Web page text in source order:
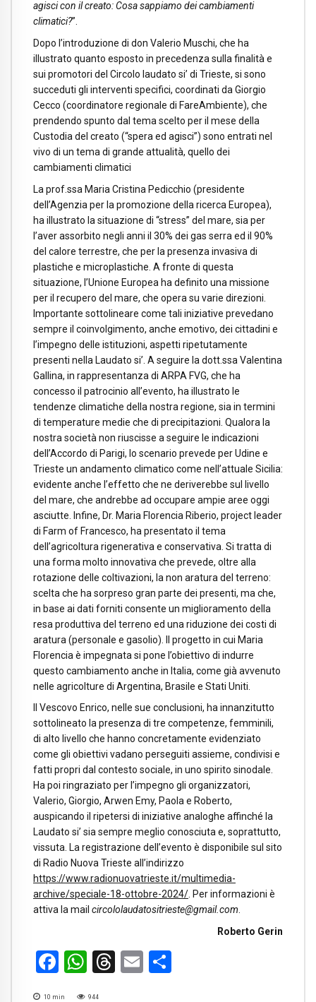
agisci con il creato: Cosa sappiamo dei cambiamenti
climatici?”.
Dopo l’introduzione di don Valerio Muschi, che ha
illustrato quanto esposto in precedenza sulla finalità e
sui promotori del Circolo laudato si’ di Trieste, si sono
succeduti gli interventi specifici, coordinati da Giorgio
Cecco (coordinatore regionale di FareAmbiente), che
prendendo spunto dal tema scelto per il mese della
Custodia del creato (“spera ed agisci”) sono entrati nel
vivo di un tema di grande attualità, quello dei
cambiamenti climatici
La prof.ssa Maria Cristina Pedicchio (presidente
dell’Agenzia per la promozione della ricerca Europea),
ha illustrato la situazione di “stress” del mare, sia per
l’aver assorbito negli anni il 30% dei gas serra ed il 90%
del calore terrestre, che per la presenza invasiva di
plastiche e microplastiche. A fronte di questa
situazione, l’Unione Europea ha definito una missione
per il recupero del mare, che opera su varie direzioni.
Importante sottolineare come tali iniziative prevedano
sempre il coinvolgimento, anche emotivo, dei cittadini e
l’impegno delle istituzioni, aspetti ripetutamente
presenti nella Laudato si’. A seguire la dott.ssa Valentina
Gallina, in rappresentanza di ARPA FVG, che ha
concesso il patrocinio all’evento, ha illustrato le
tendenze climatiche della nostra regione, sia in termini
di temperature medie che di precipitazioni. Qualora la
nostra società non riuscisse a seguire le indicazioni
dell’Accordo di Parigi, lo scenario prevede per Udine e
Trieste un andamento climatico come nell’attuale Sicilia:
evidente anche l’effetto che ne deriverebbe sul livello
del mare, che andrebbe ad occupare ampie aree oggi
asciutte. Infine, Dr. Maria Florencia Riberio, project leader
di Farm of Francesco, ha presentato il tema
dell’agricoltura rigenerativa e conservativa. Si tratta di
una forma molto innovativa che prevede, oltre alla
rotazione delle coltivazioni, la non aratura del terreno:
scelta che ha sorpreso gran parte dei presenti, ma che,
in base ai dati forniti consente un miglioramento della
resa produttiva del terreno ed una riduzione dei costi di
aratura (personale e gasolio). Il progetto in cui Maria
Florencia è impegnata si pone l’obiettivo di indurre
questo cambiamento anche in Italia, come già avvenuto
nelle agricolture di Argentina, Brasile e Stati Uniti.
Il Vescovo Enrico, nelle sue conclusioni, ha innanzitutto
sottolineato la presenza di tre competenze, femminili,
di alto livello che hanno concretamente evidenziato
come gli obiettivi vadano perseguiti assieme, condivisi e
fatti propri dal contesto sociale, in uno spirito sinodale.
Ha poi ringraziato per l’impegno gli organizzatori,
Valerio, Giorgio, Arwen Emy, Paola e Roberto,
auspicando il ripetersi di iniziative analoghe affinché la
Laudato si’ sia sempre meglio conosciuta e, soprattutto,
vissuta. La registrazione dell’evento è disponibile sul sito
di Radio Nuova Trieste all’indirizzo
https://www.radionuovatrieste.it/multimedia-
archive/speciale-18-ottobre-2024/. Per informazioni è
attiva la mail circololaudatositrieste@gmail.com.
Roberto Gerin
Facebook
WhatsApp
Threads
Email
10 min 944